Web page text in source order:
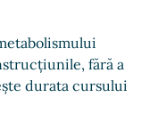
fără a
durata cursului